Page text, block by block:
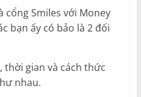
cổng Smiles với Money
bạn ấy có bảo là 2 đối
thời gian và cách thức
nhau.